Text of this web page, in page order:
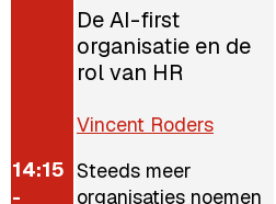
14:15
-
De AI-first
organisatie en de
rol van HR
Vincent Roders
Steeds meer
organisaties noemen